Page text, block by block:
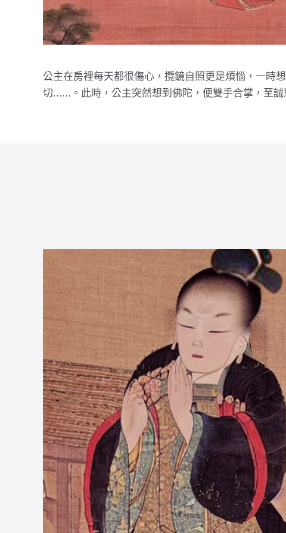
公主在房裡每天都很傷心，攬鏡自照更是煩惱，一時
切......。此時，公主突然想到佛陀，便雙手合掌，至誠